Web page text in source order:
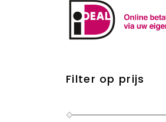
Filter op prijs